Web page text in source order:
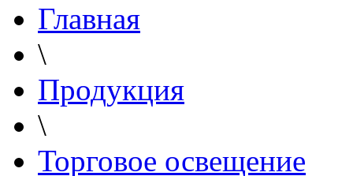
Главная
\
Продукция
\
Торговое освещение